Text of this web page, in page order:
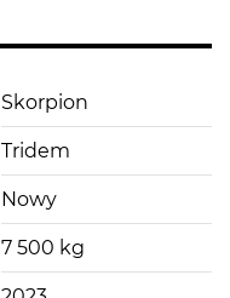
Skorpion
Tridem
Nowy
7 500 kg